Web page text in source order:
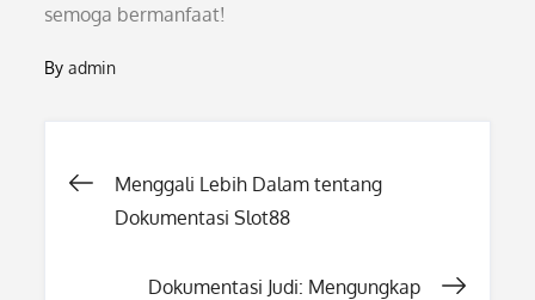
semoga bermanfaat!
Byadmin
Post
Menggali Lebih Dalam tentang
Dokumentasi Slot88
Dokumentasi Judi: Mengungkap